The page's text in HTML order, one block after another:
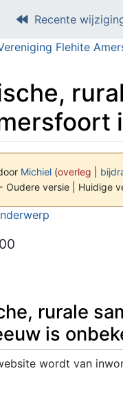
Recente
Flehite
Michiel (overleg
Oudere versie | Huidige
,zoeken
rurale
is
wordt van